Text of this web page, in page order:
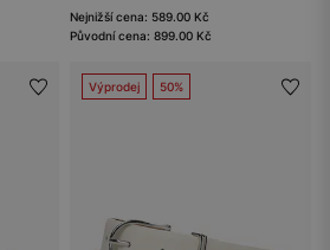
Nejnižší cena: 589.00 Kč
Původní cena: 899.00 Kč
Výprodej 50%